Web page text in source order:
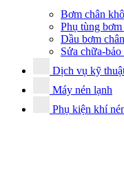
Bơm chân
Phụ tùng
Dầu bơm
Sửa chữa-
Dịch vụ kỹ
Máy nén lạnh
Phụ kiện khí